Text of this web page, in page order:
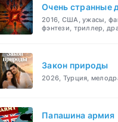
Очень странные
2016, США, ужасы,
фэнтези, триллер,
Закон природы
2026, Турция,
Папашина армия